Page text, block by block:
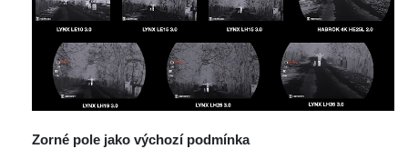
Zorné pole jako výchozí podmínka